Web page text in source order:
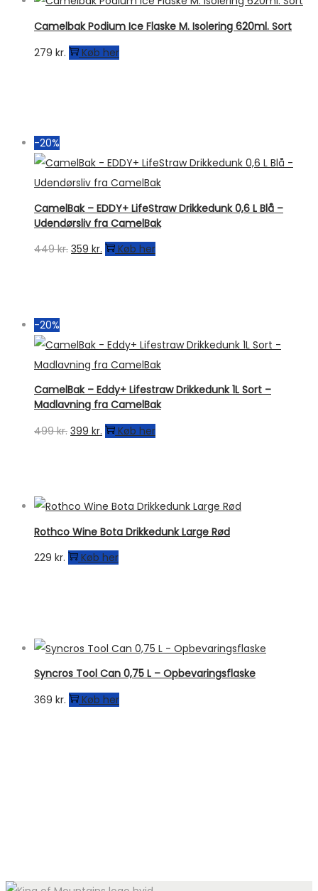
Camelbak Podium Ice Flaske M. Isolering 620ml. Sort
279 kr. Køb her
-20%
CamelBak – EDDY+ LifeStraw Drikkedunk 0,6 L Blå –
Udendørsliv fra CamelBak
449kr. Den
359 kr. DenKøb her
-20%
CamelBak – Eddy+ Lifestraw Drikkedunk 1L Sort –
Madlavning fra CamelBak
499kr. Den
499 kr..
399 kr. Den
399 kr..
Køb her
Rothco Wine Bota Drikkedunk Large Rød
229 kr. Køb her
Syncros Tool Can 0,75 L – Opbevaringsflaske
369 kr. Køb her